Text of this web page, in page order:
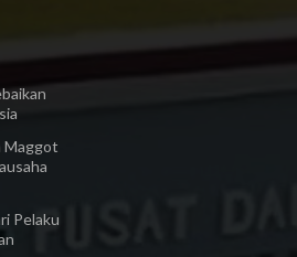
Maggot
Pelaku